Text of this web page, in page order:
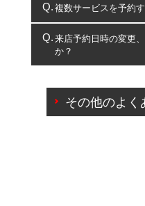
コクピット・タイヤ
複数サービスを予約
複数サービスのご予
一部の商品・サービスの
出来ないものもございます
来店予約日時の変更
か？
ご来店予約日の3営業
の日時変更につきま
その他のよく